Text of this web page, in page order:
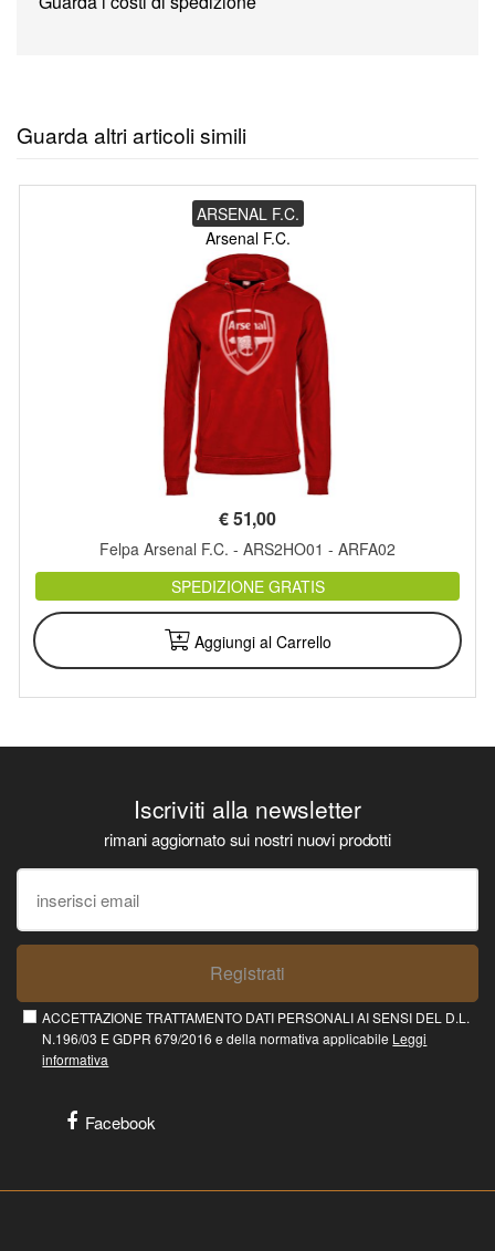
Guarda altri articoli simili
ARSENAL F.C.
Arsenal F.C.
€51,00
Felpa Arsenal F.C. - ARS2HO01 - ARFA02
SPEDIZIONE GRATIS
Aggiungi al Carrello
Iscriviti alla newsletter
rimani aggiornato sui nostri nuovi prodotti
Registrati
ACCETTAZIONE TRATTAMENTO DATI PERSONALI AI SENSI DEL D.L.
N.196/03 E GDPR 679/2016 e della normativa applicabile Leggi
informativa
Facebook